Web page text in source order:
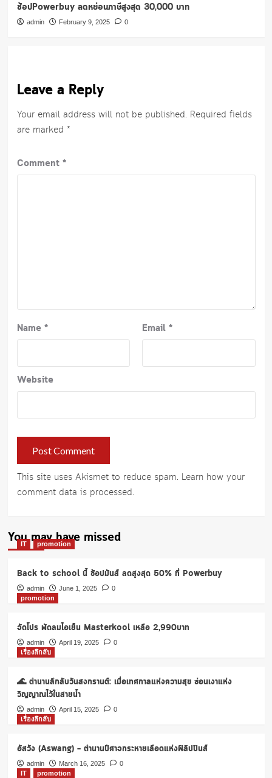
ช้อปPowerbuy ลดหย่อนภาษีสูงสุด 30,000 บาท
admin February 9, 2025 0
Leave a Reply
Your email address will not be published. Required fields
are marked *
Comment *
Name * Email *
Website
This site uses Akismet to reduce spam. Learn how your
comment data is processed.
You may have missed
IT promotion
Back to school นี้ ช้อปมันส์ ลดสูงสุด 50% ที่ Powerbuy
admin June 1, 2025
0
promotion
จัดโปร พัดลมไอเย็น Masterkool เหลือ 2,990บาท
admin April 19, 2025
0
เรื่องลึกลับ
🌊 ตำนานลึกลับวันสงกรานต์: เมื่อเทศกาลแห่งความสุข ซ่อนเงาแห่ง
วิญญาณไว้ในสายน้ำ
admin April 15, 2025
0
เรื่องลึกลับ
อัสวัง (Aswang) – ตำนานปีศาจกระหายเลือดแห่งฟิลิปปินส์
admin March 16, 2025
0
IT
promotion